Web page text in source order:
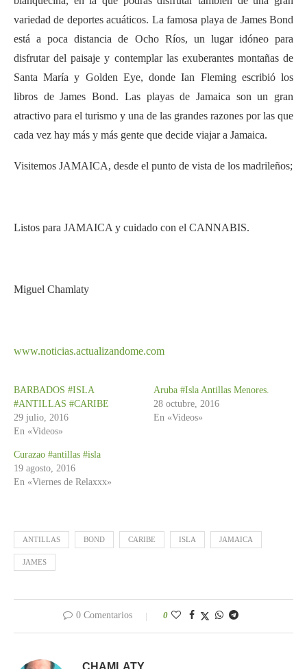
variedad de deportes acuáticos. La famosa playa de James Bond
está a poca distancia de Ocho Ríos, un lugar idóneo para
disfrutar del paisaje y contemplar las exuberantes montañas de
Santa María y Golden Eye, donde Ian Fleming escribió los
libros de James Bond. Las playas de Jamaica son un gran
atractivo para el turismo y una de las grandes razones por las que
cada vez hay más y más gente que decide viajar a Jamaica.
Visitemos JAMAICA, desde el punto de vista de los madrileños;
Este archivo de video no
Listos para JAMAICA y cuidado con el CANNABIS.
Miguel Chamlaty
www.noticias.actualizandome.com
BARBADOS #ISLA
#ANTILLAS #CARIBE
29 julio, 2016
En «Videos»
Aruba #Isla Antillas Menores.
28 octubre, 2016
En «Videos»
Curazao #antillas #isla
19 agosto, 2016
En «Viernes de Relaxxx»
ANTILLAS BOND CARIBE ISLA JAMAICA
JAMES
0 Comentarios 0
CHAMLATY